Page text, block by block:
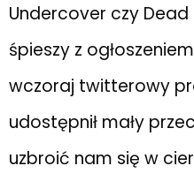
Undercover czy Dead
śpieszy z
wczoraj twitterowy
udostępnił mały
uzbroić nam się w